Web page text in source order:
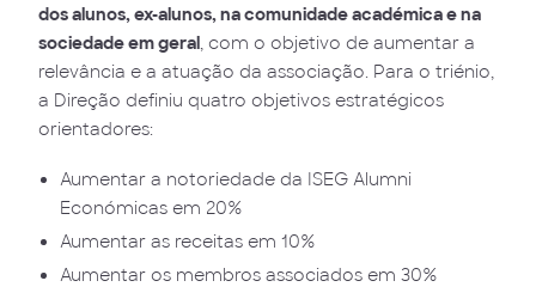
dos alunos, ex-alunos, na comunidade académica e na
sociedade em geral, com o objetivo de aumentar a
relevância e a atuação da associação. Para o triénio,
a Direção definiu quatro objetivos estratégicos
orientadores:
Aumentar a notoriedade da ISEG Alumni
Económicas em 20%
Aumentar as receitas em 10%
Aumentar os membros associados em 30%